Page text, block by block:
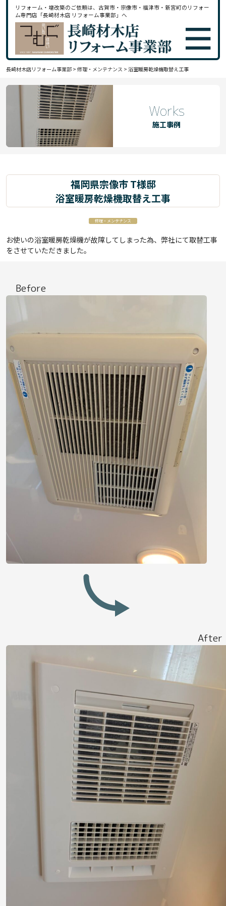
リフォーム・増改築のご依頼は、古賀市・宗像市・福津市・新宮町のリフォー
ム専門店「長崎材木店 リフォーム事業部」へ
長崎材木店リフォーム事業部 > 修理・メンテナンス > 浴室暖房乾燥機取替え工事
Works
施工事例
福岡県宗像市 T様邸
浴室暖房乾燥機取替え工事
修理・メンテナンス
お使いの浴室暖房乾燥機が故障してしまった為、弊社にて取替工事
をさせていただきました。
Before
After